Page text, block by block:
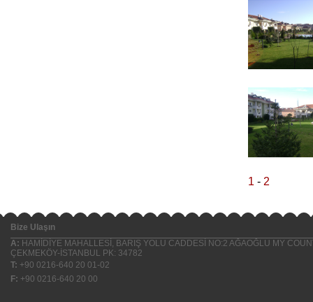
1 - 2
Bize Ulaşın
A: HAMİDİYE MAHALLESİ, BARIŞ YOLU CADDESİ NO:2 AĞAOĞLU MY
ÇEKMEKÖY-İSTANBUL PK: 34782
T: +90 0216-640 20 01-02
F: +90 0216-640 20 00